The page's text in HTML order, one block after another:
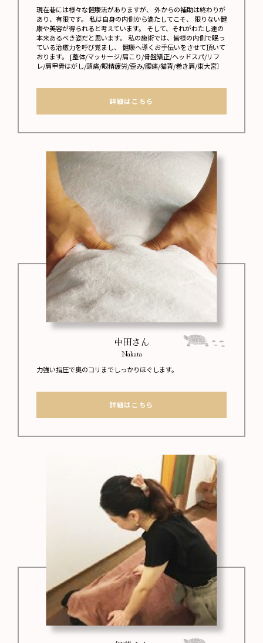
現在巷には様々な健康法がありますが、 外からの補助は終わりが
あり、有限です。 私は自身の内側から満たしてこそ、 限りない健
康や美容が得られると考えています。 そして、それがわたし達の
本来あるべき姿だと思います。 私の施術では、皆様の内側で眠っ
ている治癒力を呼び覚まし、 健康へ導くお手伝いをさせて頂いて
おります。 [整体/マッサージ/肩こり/骨盤矯正/ヘッドスパ/リフ
レ/肩甲骨はがし/頭痛/眼精疲労/歪み/腰痛/猫背/巻き肩/東大宮〕
詳細はこちら
中田さん
Nakata
力強い指圧で奥のコリまでしっかりほぐします。
詳細はこちら